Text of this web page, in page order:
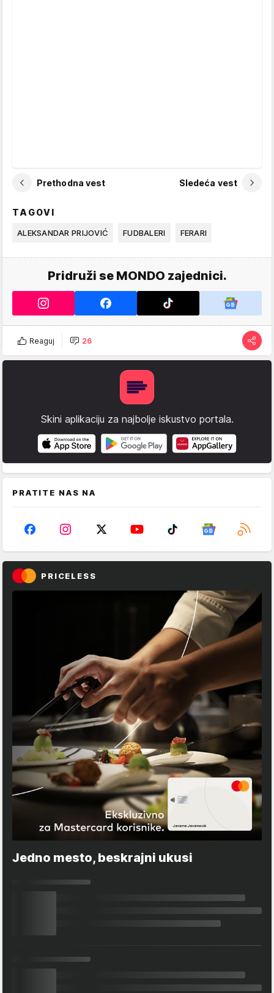
Prethodna vest Sledeća vest
TAGOVI
ALEKSANDAR PRIJOVIĆ FUDBALERI FERARI
Pridruži se MONDO zajednici.
Reaguj 26
Skini aplikaciju za najbolje iskustvo portala.
PRATITE NAS NA
PRICELESS
Jedno mesto, beskrajni ukusi